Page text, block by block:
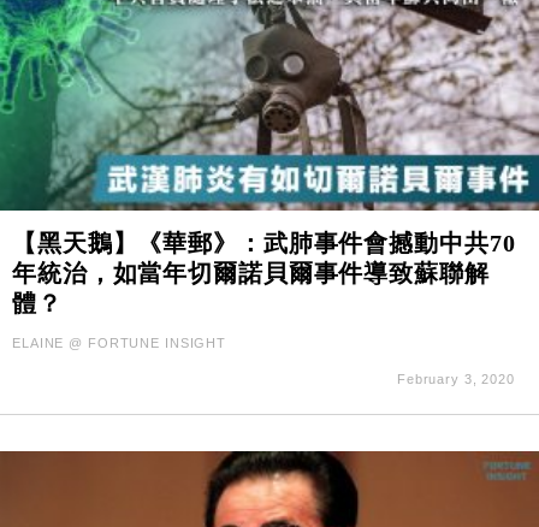
【黑天鵝】《華郵》：武肺事件會撼動中共70
年統治，如當年切爾諾貝爾事件導致蘇聯解
體？
ELAINE @ FORTUNE INSIGHT
February 3, 2020